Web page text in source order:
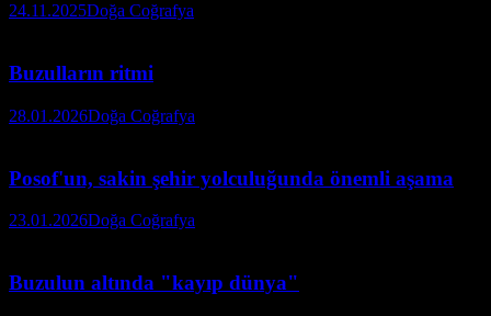
24.11.2025Doğa Coğrafya
Buzulların ritmi
28.01.2026Doğa Coğrafya
Posof'un, sakin şehir yolculuğunda önemli aşama
23.01.2026Doğa Coğrafya
Buzulun altında "kayıp dünya"